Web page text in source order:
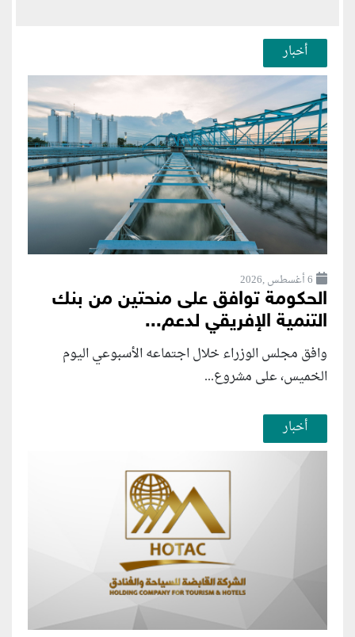
أخبار
6 أغسطس ,2026
الحكومة توافق على منحتين من بنك
التنمية الإفريقي لدعم...
وافق مجلس الوزراء خلال اجتماعه الأسبوعي اليوم
الخميس، على مشروع...
أخبار